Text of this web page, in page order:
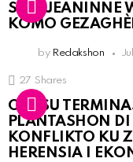
SRA. JEANINNE
KOMO
by Redakshon
27 Shares
OLB SU
PLANTASHON
KONFLIKTO KU
HERENSIA I